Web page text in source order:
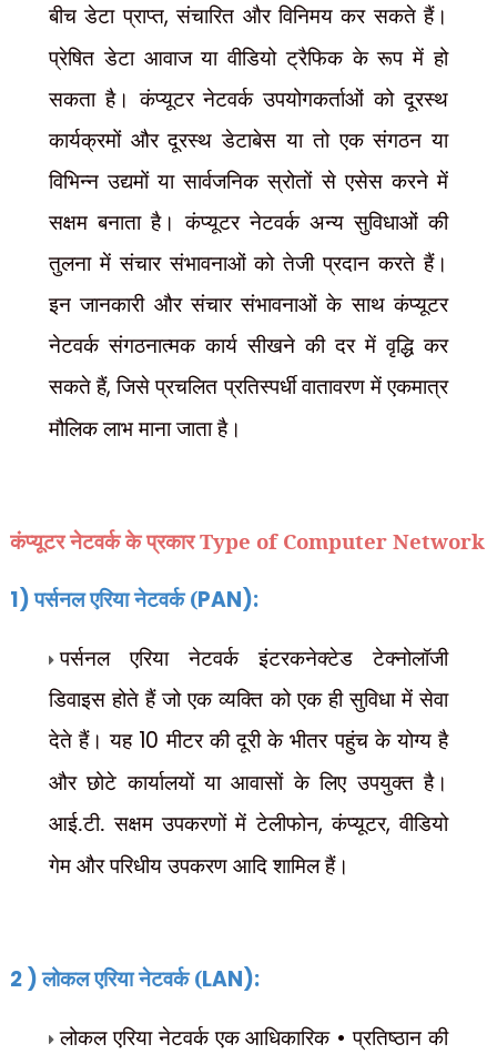
बीच डेटा प्राप्त,संचारित और विनिमय कर सकते हैं।
प्रेषित डेटा आवाज या वीडियो ट्रैफिक के रूप में हो
सकता है। कंप्यूटर नेटवर्क उपयोगकर्ताओं को दूरस्थ
कार्यक्रमों और दूरस्थ डेटाबेस या तो एक संगठन या
विभिन्न उद्यमों या सार्वजनिक स्रोतों से एसेस करने में
सक्षम बनाता है। कंप्यूटर नेटवर्क अन्य सुविधाओं की
तुलना में संचार संभावनाओं को तेजी प्रदान करते हैं।
इन जानकारी और संचार संभावनाओं के साथ कंप्यूटर
नेटवर्क संगठनात्मक कार्य सीखने की दर में वृद्धि कर
सकते हैं,जिसे प्रचलित प्रतिस्पर्धी वातावरण में एकमात्र
मौलिक लाभ माना जाता है।
कंप्यूटर नेटवर्क केप्रकार Type of Computer Network
1)पर्सनल एरिया नेटवर्क (PAN):
पर्सनल एरिया नेटवर्क इंटरकनेक्टेड टेक्नोलॉजी
डिवाइस होते हैं जो एक व्यक्ति को एक ही सुविधा में सेवा
देते हैं। यह 10 मीटर की दूरी के भीतर पहुंच के योग्य है
और छोटे कार्यालयों या आवासों के लिए उपयुक्त है।
आई.टी. सक्षम उपकरणों में टेलीफोन,कंप्यूटर,वीडियो
गेम और परिधीय उपकरण आदि शामिल हैं।
2 )लोकल एरिया नेटवर्क (LAN):
लोकल एरिया नेटवर्क एक आधिकारिक •प्रतिष्ठान की